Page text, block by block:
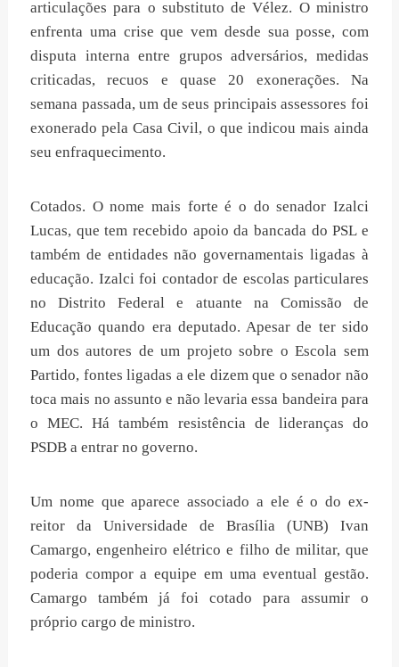
articulações para o substituto de Vélez. O ministro
enfrenta uma crise que vem desde sua posse, com
disputa interna entre grupos adversários, medidas
criticadas, recuos e quase 20 exonerações. Na
semana passada, um de seus principais assessores foi
exonerado pela Casa Civil, o que indicou mais ainda
seu enfraquecimento.
Cotados. O nome mais forte é o do senador Izalci
Lucas, que tem recebido apoio da bancada do PSL e
também de entidades não governamentais ligadas à
educação. Izalci foi contador de escolas particulares
no Distrito Federal e atuante na Comissão de
Educação quando era deputado. Apesar de ter sido
um dos autores de um projeto sobre o Escola sem
Partido, fontes ligadas a ele dizem que o senador não
toca mais no assunto e não levaria essa bandeira para
o MEC. Há também resistência de lideranças do
PSDB a entrar no governo.
Um nome que aparece associado a ele é o do ex-
reitor da Universidade de Brasília (UNB) Ivan
Camargo, engenheiro elétrico e filho de militar, que
poderia compor a equipe em uma eventual gestão.
Camargo também já foi cotado para assumir o
próprio cargo de ministro.